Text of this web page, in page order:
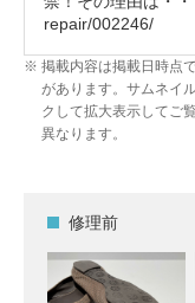
repair/002246/
掲載内容は掲載日時点
があります。サムネイ
クして拡大表示してご
異なります。
修理前